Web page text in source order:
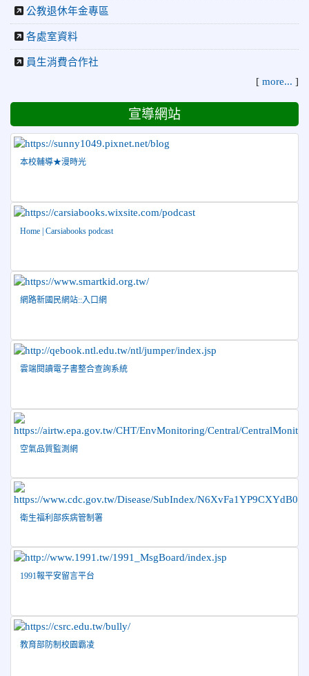
2026-07-23
益盃PTWA全國自走車競賽AI素養競賽榮獲銅牌
2026-07-21
榮譽
跆拳道品勢錦標賽 榮獲佳績！
2026-06-30 檢送「花蓮縣115學年度推動國民中學充實校安
人力聯合甄選簡章」1份，敬請協助公告周知，請查照。
2026-06-29
2026-06-16
榮譽
賀 本校跆拳道隊參加115年第三十三屆全
國少年跆拳道錦標賽 榮獲佳績！
2026-06-09
榮譽
賀 本校籃球隊參加 2026花蓮縣第46屆假
日盃籃球賽 榮獲季軍！
齡游泳錦標賽榮獲佳績！
2026-06-02
榮譽
賀 本校跆拳道隊參加 115年花蓮縣「縣
2026-05-03
Show and Tell榮獲佳績
2026-04-30 國稅局「114年度綜合所得稅結算申報」宣導內
2026-04-27
球錦標賽 榮獲亞軍！
促進繪畫比賽優勝名單
公教退休年金專區
各處室資料
員生消費合作社
[ more... ]
宣導網站
本校輔導★漫時光
Home | Carsiabooks podcast
網路新國民網站::入口網
雲端閱讀電子書整合查詢系統
空氣品質監測網
衛生福利部疾病管制署
1991報平安留言平台
教育部防制校園霸凌